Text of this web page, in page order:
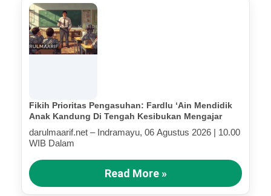
Fikih Prioritas Pengasuhan: Fardlu ‘Ain Mendidik
Anak Kandung Di Tengah Kesibukan Mengajar
darulmaarif.net – Indramayu, 06 Agustus 2026 | 10.00
WIB Dalam
Read More »